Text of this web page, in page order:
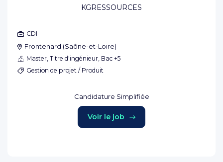
KGRESSOURCES
CDI
Frontenard (Saône-et-Loire)
Master, Titre d'ingénieur, Bac +5
Gestion de projet / Produit
Candidature Simplifiée
Voir le job